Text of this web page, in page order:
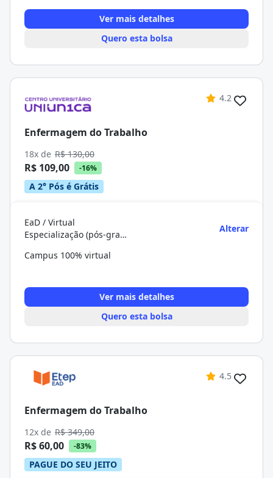
Ver mais detalhes
Quero esta bolsa
4.2
Enfermagem do Trabalho
18x de R$ 130,00
R$ 109,00 -16%
A 2° Pós é Grátis
EaD / Virtual
Especialização (pós-graduação)
Alterar
Campus 100% virtual
Ver mais detalhes
Quero esta bolsa
4.5
Enfermagem do Trabalho
12x de R$ 349,00
R$ 60,00 -83%
PAGUE DO SEU JEITO